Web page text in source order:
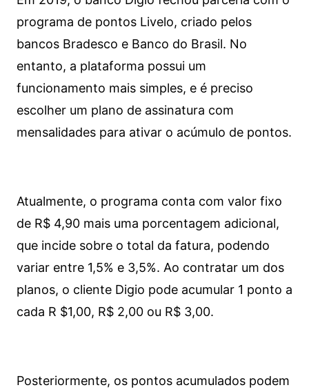
programa de pontos Livelo, criado pelos
bancos Bradesco e Banco do Brasil. No
entanto, a plataforma possui um
funcionamento mais simples, e é preciso
escolher um plano de assinatura com
mensalidades para ativar o acúmulo de pontos.
Atualmente, o programa conta com valor fixo
de R$ 4,90 mais uma porcentagem adicional,
que incide sobre o total da fatura, podendo
variar entre 1,5% e 3,5%. Ao contratar um dos
planos, o cliente Digio pode acumular 1 ponto a
cada R $1,00, R$ 2,00 ou R$ 3,00.
Posteriormente, os pontos acumulados podem